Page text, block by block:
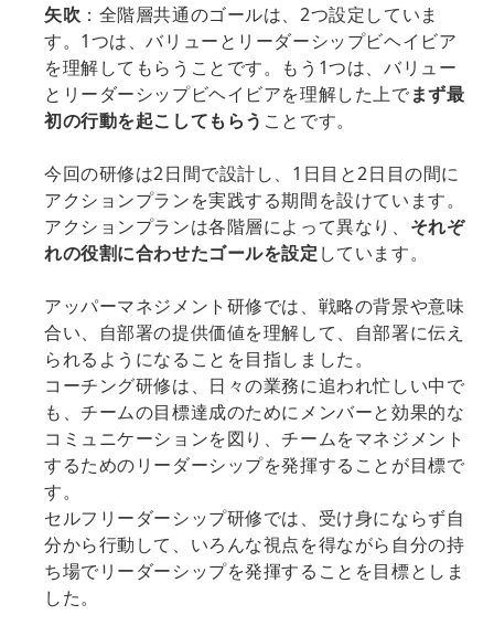
矢吹 ：全階層共通のゴールは、2つ設定していま
す。1つは、バリューとリーダーシップビヘイビア
を理解してもらうことです。もう1つは、バリュー
とリーダーシップビヘイビアを理解した上でまず最
初の行動を起こしてもらう ことです。
今回の研修は2日間で設計し、1日目と2日目の間に
アクションプランを実践する期間を設けています。
アクションプランは各階層によって異なり、 それぞ
れの役割に合わせたゴールを設定 しています。
アッパーマネジメント研修では、戦略の背景や意味
合い、自部署の提供価値を理解して、自部署に伝え
られるようになることを目指しました。
コーチング研修は、日々の業務に追われ忙しい中で
も、チームの目標達成のためにメンバーと効果的な
コミュニケーションを図り、チームをマネジメント
するためのリーダーシップを発揮することが目標で
す。
セルフリーダーシップ研修では、受け身にならず自
分から行動して、いろんな視点を得ながら自分の持
ち場でリーダーシップを発揮することを目標としま
した。